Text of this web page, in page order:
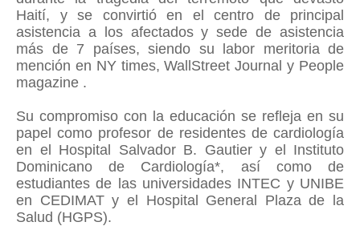
Haití, y se convirtió en el centro de principal
asistencia a los afectados y sede de asistencia
más de 7 países, siendo su labor meritoria de
mención en NY times, WallStreet Journal y People
magazine .
Su compromiso con la educación se refleja en su
papel como profesor de residentes de cardiología
en el Hospital Salvador B. Gautier y el Instituto
Dominicano de Cardiología*, así como de
estudiantes de las universidades INTEC y UNIBE
en CEDIMAT y el Hospital General Plaza de la
Salud (HGPS).